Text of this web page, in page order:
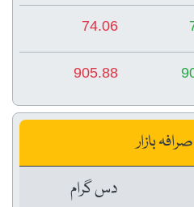
74.06
905.88
صرافہ بازار
دس گرام